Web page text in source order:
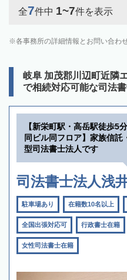
全7件中 1~7件を表示
各事務所の詳細情報とお問い合わ
岐阜 加茂郡川辺町近隣
で相続対応可能な司法
【新栄町駅・高岳駅徒歩5
同ビル同フロア】家族信
型司法書士法人です
司法書士法人浅
駐車場あり 在籍数10名以上
全国出張対応可 行政書士在籍
女性司法書士在籍